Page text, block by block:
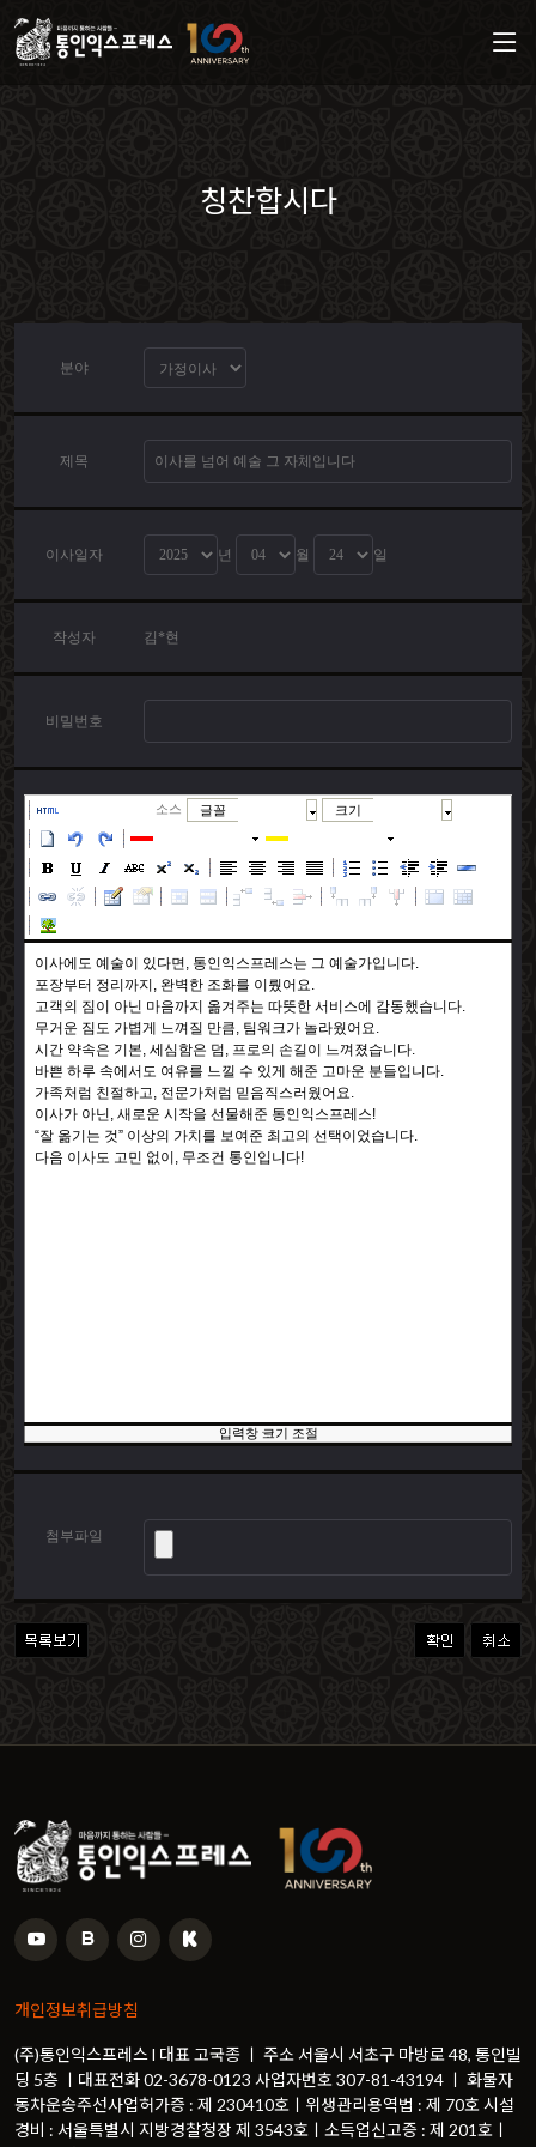
칭찬합시다
분야
제목
이사일자 년 월 일
작성자 김*현
비밀번호
소스 글꼴 크기
입력창 크기 조절
첨부파일
개인정보취급방침
(주)통인익스프레스 l 대표 고국종 ㅣ 주소 서울시 서초구 마방로 48, 통인빌
딩 5층 ㅣ대표전화 02-3678-0123 사업자번호 307-81-43194 ㅣ 화물자
동차운송주선사업허가증 : 제 230410호ㅣ위생관리용역법 : 제 70호 시설
경비 : 서울특별시 지방경찰청장 제 3543호ㅣ소득업신고증 : 제 201호ㅣ